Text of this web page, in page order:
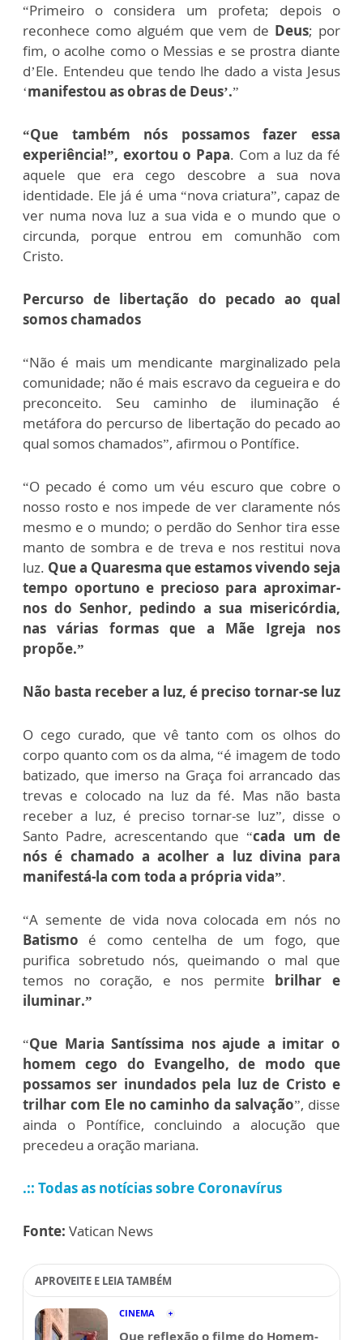
“Primeiro o considera um profeta; depois o
reconhece como alguém que vem de Deus; por
fim, o acolhe como o Messias e se prostra diante
d’Ele. Entendeu que tendo lhe dado a vista Jesus
‘manifestou as obras de Deus’.”
“Que também nós possamos fazer essa
experiência!”, exortou o Papa. Com a luz da fé
aquele que era cego descobre a sua nova
identidade. Ele já é uma “nova criatura”, capaz de
ver numa nova luz a sua vida e o mundo que o
circunda, porque entrou em comunhão com
Cristo.
Percurso de libertação do pecado ao qual
somos chamados
“Não é mais um mendicante marginalizado pela
comunidade; não é mais escravo da cegueira e do
preconceito. Seu caminho de iluminação é
metáfora do percurso de libertação do pecado ao
qual somos chamados”, afirmou o Pontífice.
“O pecado é como um véu escuro que cobre o
nosso rosto e nos impede de ver claramente nós
mesmo e o mundo; o perdão do Senhor tira esse
manto de sombra e de treva e nos restitui nova
luz. Que a Quaresma que estamos vivendo seja
tempo oportuno e precioso para aproximar-
nos do Senhor, pedindo a sua misericórdia,
nas várias formas que a Mãe Igreja nos
propõe.”
Não basta receber a luz, é preciso tornar-se luz
O cego curado, que vê tanto com os olhos do
corpo quanto com os da alma, “é imagem de todo
batizado, que imerso na Graça foi arrancado das
trevas e colocado na luz da fé. Mas não basta
receber a luz, é preciso tornar-se luz”, disse o
Santo Padre, acrescentando que “cada um de
nós é chamado a acolher a luz divina para
manifestá-la com toda a própria vida”.
“A semente de vida nova colocada em nós no
Batismo é como centelha de um fogo, que
purifica sobretudo nós, queimando o mal que
temos no coração, e nos permite brilhar e
iluminar.”
“Que Maria Santíssima nos ajude a imitar o
homem cego do Evangelho, de modo que
possamos ser inundados pela luz de Cristo e
trilhar com Ele no caminho da salvação”, disse
ainda o Pontífice, concluindo a alocução que
precedeu a oração mariana.
.:: Todas as notícias sobre Coronavírus
Fonte: Vatican News
APROVEITE E LEIA TAMBÉM
CINEMA
Que reflexão o filme do Homem-